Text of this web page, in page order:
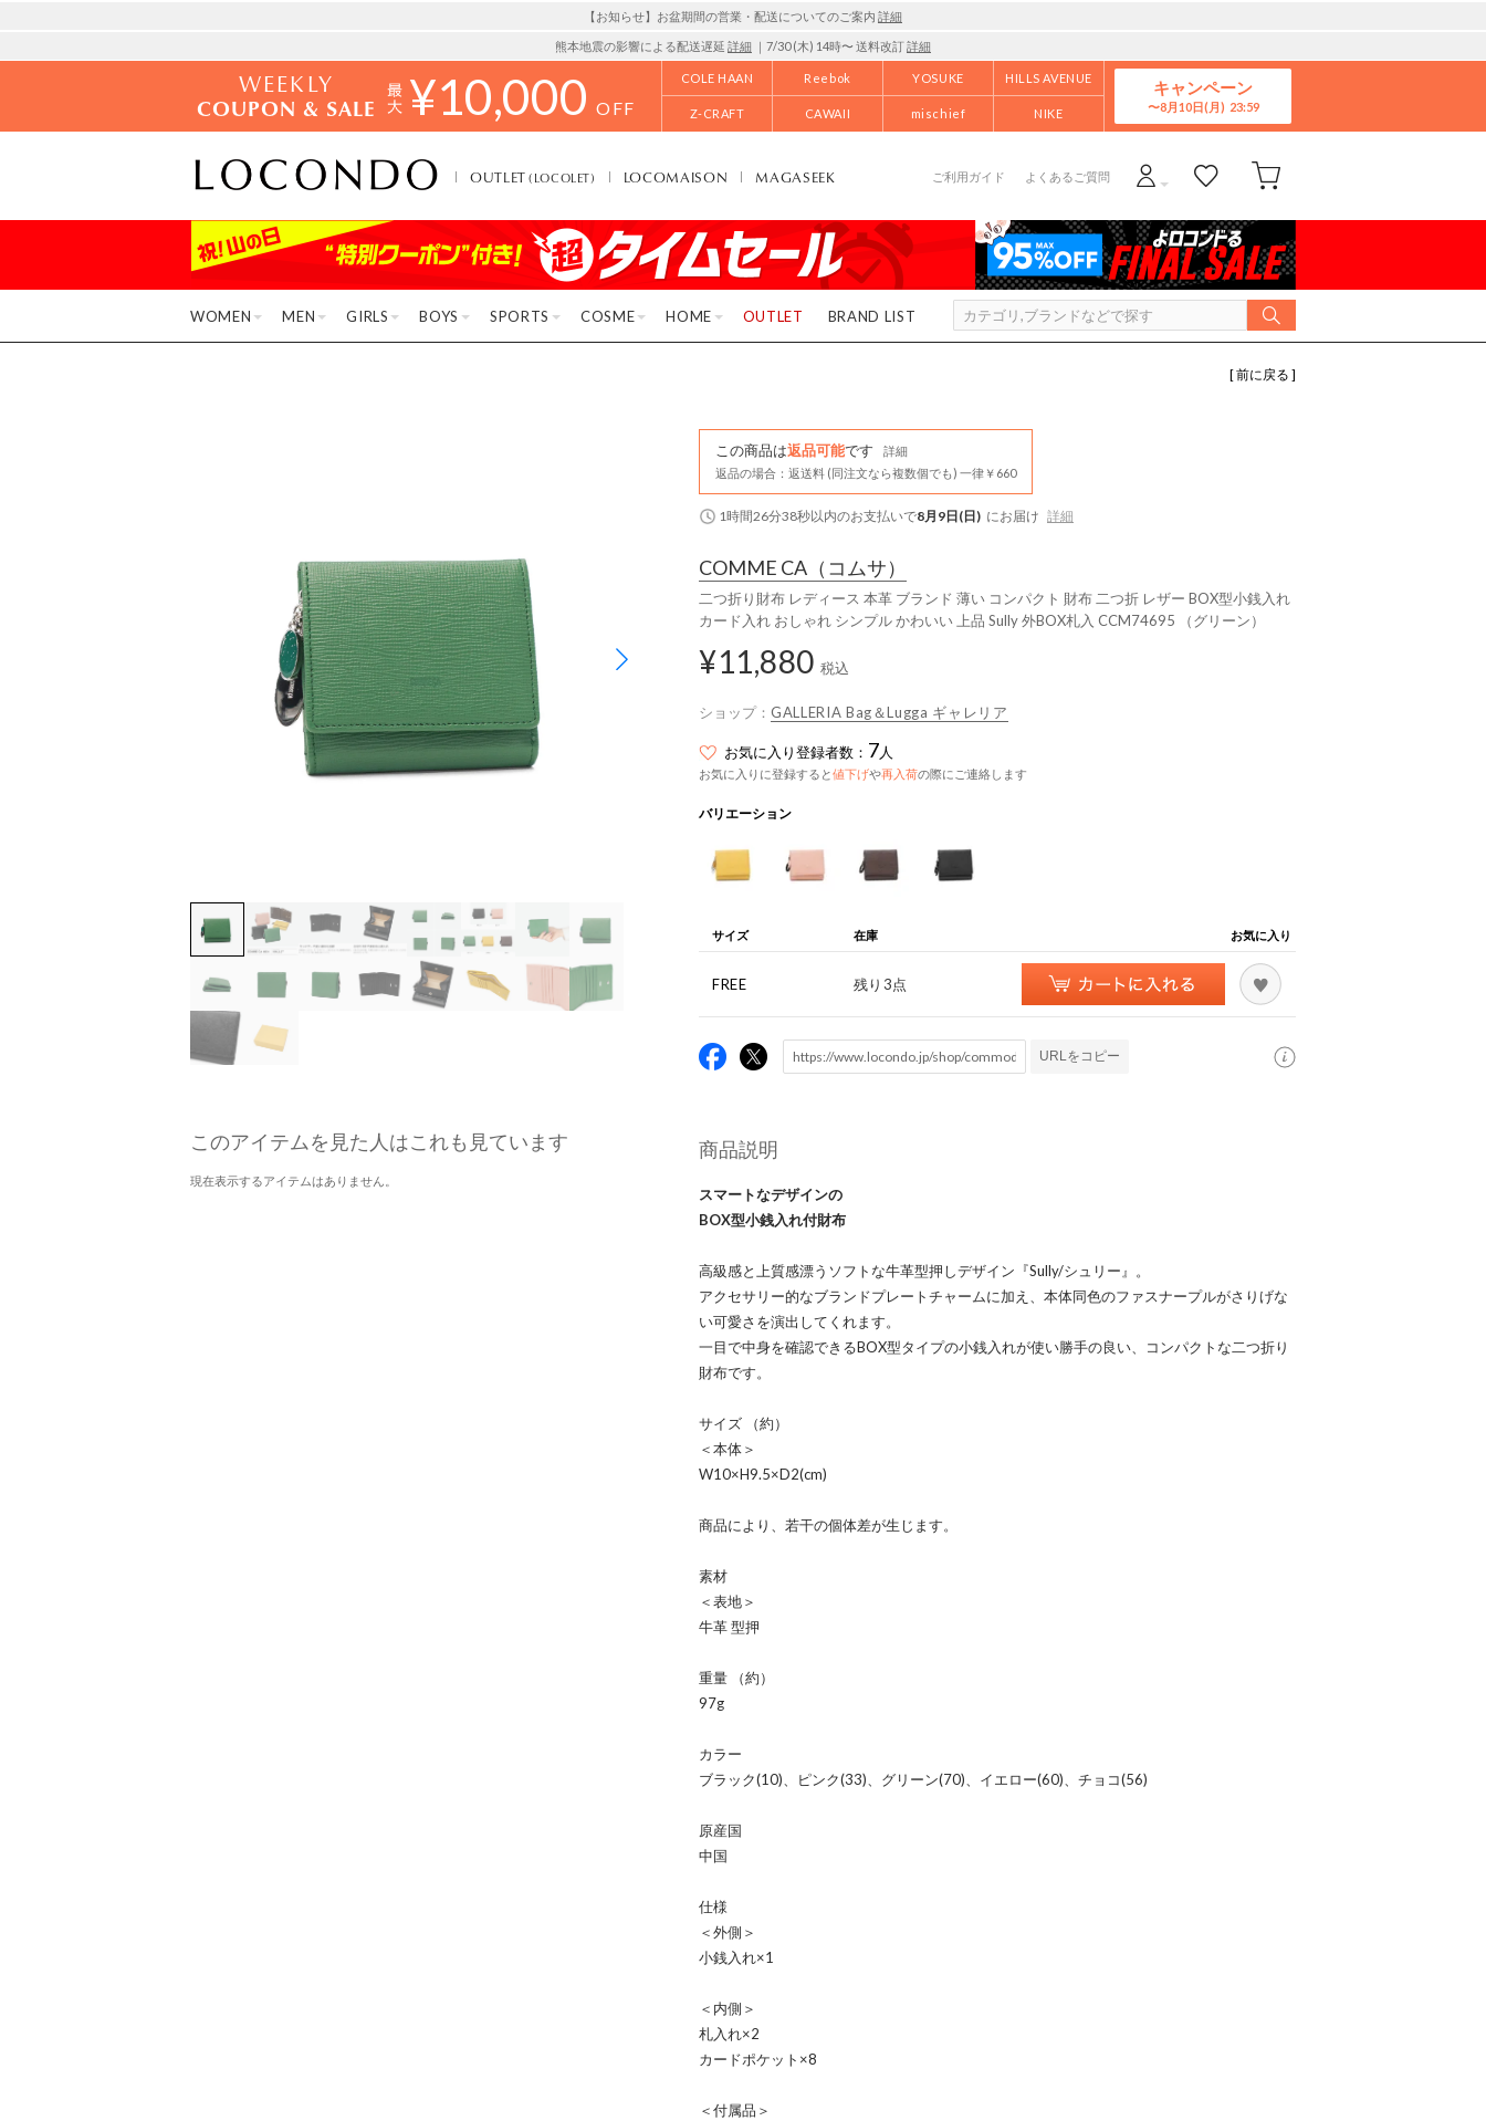
【お知らせ】お盆期間の営業・配送についてのご案内 詳細
熊本地震の影響による配送遅延 詳細 ｜7/30 (木) 14時〜 送料改訂詳細
WEEKLY
COUPON & SALE ¥10,000 OFF
COLE HAAN Reebok YOSUKE HILLS AVENUE
Z-CRAFT CAWAII mischief NIKE
キャンペーン
8月10日(月)
OUTLET(LOCOLET) LOCOMAISON MAGASEEK ご利用ガイド よくあるご質問
WOMEN MEN GIRLS BOYS SPORTS COSME HOME OUTLET BRAND LIST
[ 前に戻る ]
このアイテムを見た人はこれも見ています
現在表示するアイテムはありません。
この商品は返品可能です
詳細
返品の場合：返送料 (同注文なら複数個でも) 一律￥660
1時間26分37秒以内のお支払いで8月9日(日) にお届け 詳細
COMME CA （コムサ）
二つ折り財布 レディース 本革 ブランド 薄い コンパクト 財布 二つ折 レザー BOX型小銭入れ
カード入れ おしゃれ シンプル かわいい 上品 Sully 外BOX札入 CCM74695 （グリーン）
¥11,880 税込
ショップ： GALLERIA Bag＆Lugga ギャレリア
お気に入り登録者数： 7人
お気に入りに登録すると値下げや再入荷の際にご連絡します
バリエーション
サイズ 在庫 お気に入り
FREE 残り3点
URLをコピー
商品説明
スマートなデザインの
BOX型小銭入れ付財布
高級感と上質感漂うソフトな牛革型押しデザイン『Sully/シュリー』。
アクセサリー的なブランドプレートチャームに加え、本体同色のファスナープルがさりげな
い可愛さを演出してくれます。
一目で中身を確認できるBOX型タイプの小銭入れが使い勝手の良い、コンパクトな二つ折り
財布です。
サイズ （約）
＜本体＞
W10×H9.5×D2(cm)
商品により、若干の個体差が生じます。
素材
＜表地＞
牛革 型押
重量 （約）
97g
カラー
ブラック(10)、ピンク(33)、グリーン(70)、イエロー(60)、チョコ(56)
原産国
中国
仕様
＜外側＞
小銭入れ×1
＜内側＞
札入れ×2
カードポケット×8
＜付属品＞